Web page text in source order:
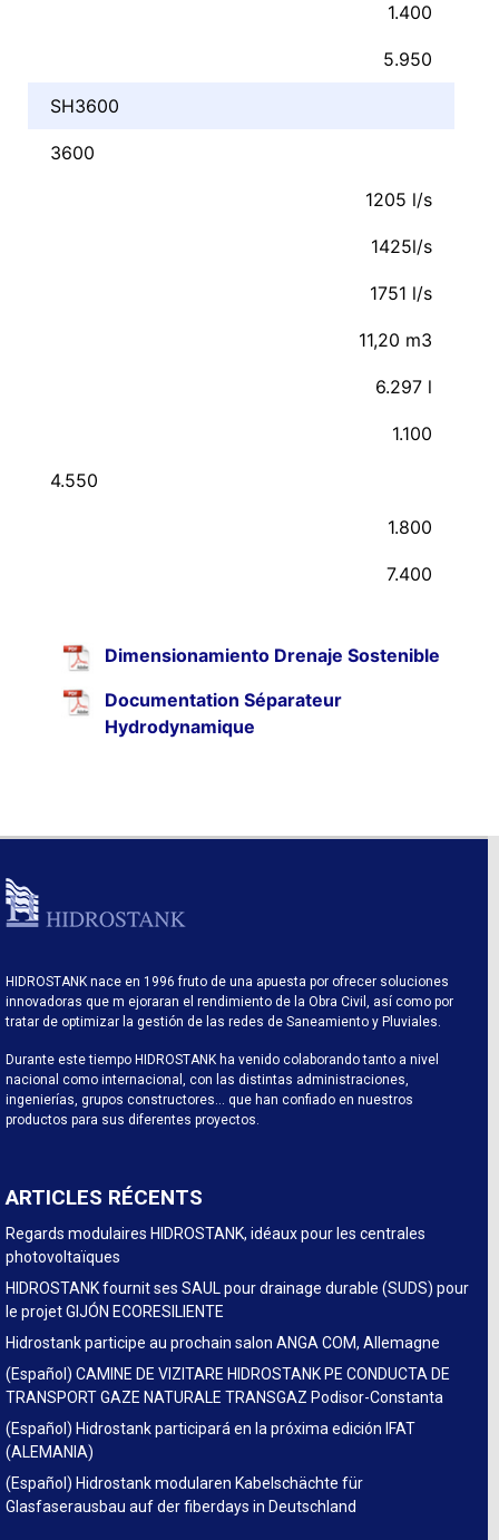
1.400
5.950
SH3600
3600
1205 l/s
1425l/s
1751 l/s
11,20 m3
6.297 l
1.100
4.550
1.800
7.400
Dimensionamiento Drenaje Sostenible
Documentation Séparateur
Hydrodynamique
HIDROSTANK nace en 1996 fruto de una apuesta por ofrecer soluciones
innovadoras que m ejoraran el rendimiento de la Obra Civil, así como por
tratar de optimizar la gestión de las redes de Saneamiento y Pluviales.
Durante este tiempo HIDROSTANK ha venido colaborando tanto a nivel
nacional como internacional, con las distintas administraciones,
ingenierías, grupos constructores… que han confiado en nuestros
productos para sus diferentes proyectos.
ARTICLES RÉCENTS
Regards modulaires HIDROSTANK, idéaux pour les centrales
photovoltaïques
HIDROSTANK fournit ses SAUL pour drainage durable (SUDS) pour
le projet GIJÓN ECORESILIENTE
Hidrostank participe au prochain salon ANGA COM, Allemagne
(Español) CAMINE DE VIZITARE HIDROSTANK PE CONDUCTA DE
TRANSPORT GAZE NATURALE TRANSGAZ Podisor-Constanta
(Español) Hidrostank participará en la próxima edición IFAT
(ALEMANIA)
(Español) Hidrostank modularen Kabelschächte für
Glasfaserausbau auf der fiberdays in Deutschland